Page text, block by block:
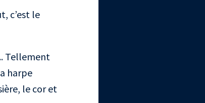
c’est le
Tellement
harpe
le cor et